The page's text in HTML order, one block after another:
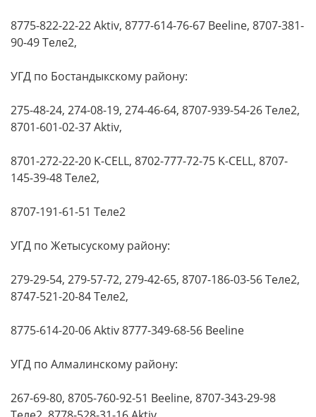
8775-822-22-22 Aktiv, 8777-614-76-67 Beeline, 8707-381-
90-49 Теле2,
УГД по Бостандыкскому району:
275-48-24, 274-08-19, 274-46-64, 8707-939-54-26 Теле2,
8701-601-02-37 Aktiv,
8701-272-22-20 K-CELL, 8702-777-72-75 K-CELL, 8707-
145-39-48 Теле2,
8707-191-61-51 Теле2
УГД по Жетысускому району:
279-29-54, 279-57-72, 279-42-65, 8707-186-03-56 Теле2,
8747-521-20-84 Теле2,
8775-614-20-06 Aktiv 8777-349-68-56 Beeline
УГД по Алмалинскому району:
267-69-80, 8705-760-92-51 Beeline, 8707-343-29-98